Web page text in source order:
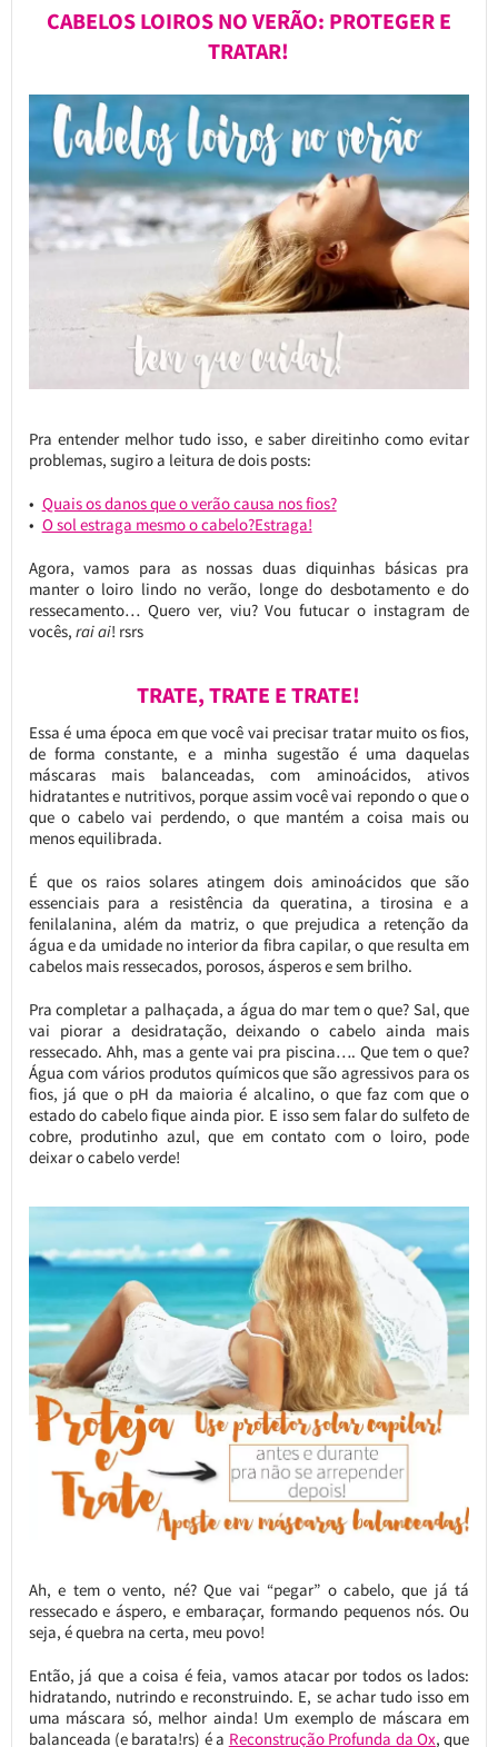
CABELOS LOIROS NO VERÃO: PROTEGER E
TRATAR!
Pra entender melhor tudo isso, e saber direitinho como evitar
problemas, sugiro a leitura de dois posts:
Quais os danos que o verão causa nos fios?
O sol estraga mesmo o cabelo?Estraga!
Agora, vamos para as nossas duas diquinhas básicas pra
manter o loiro lindo no verão, longe do desbotamento e do
ressecamento… Quero ver, viu? Vou futucar o instagram de
vocês, rai ai! rsrs
TRATE, TRATE E TRATE!
Essa é uma época em que você vai precisar tratar muito os fios,
de forma constante, e a minha sugestão é uma daquelas
máscaras mais balanceadas, com aminoácidos, ativos
hidratantes e nutritivos, porque assim você vai repondo o que o
que o cabelo vai perdendo, o que mantém a coisa mais ou
menos equilibrada.
É que os raios solares atingem dois aminoácidos que são
essenciais para a resistência da queratina, a tirosina e a
fenilalanina, além da matriz, o que prejudica a retenção da
água e da umidade no interior da fibra capilar, o que resulta em
cabelos mais ressecados, porosos, ásperos e sem brilho.
Pra completar a palhaçada, a água do mar tem o que? Sal, que
vai piorar a desidratação, deixando o cabelo ainda mais
ressecado. Ahh, mas a gente vai pra piscina…. Que tem o que?
Água com vários produtos químicos que são agressivos para os
fios, já que o pH da maioria é alcalino, o que faz com que o
estado do cabelo fique ainda pior. E isso sem falar do sulfeto de
cobre, produtinho azul, que em contato com o loiro, pode
deixar o cabelo verde!
Ah, e tem o vento, né? Que vai “pegar” o cabelo, que já tá
ressecado e áspero, e embaraçar, formando pequenos nós. Ou
seja, é quebra na certa, meu povo!
Então, já que a coisa é feia, vamos atacar por todos os lados:
hidratando, nutrindo e reconstruindo. E, se achar tudo isso em
uma máscara só, melhor ainda! Um exemplo de máscara em
balanceada (e barata!rs) é a Reconstrução Profunda da Ox, que